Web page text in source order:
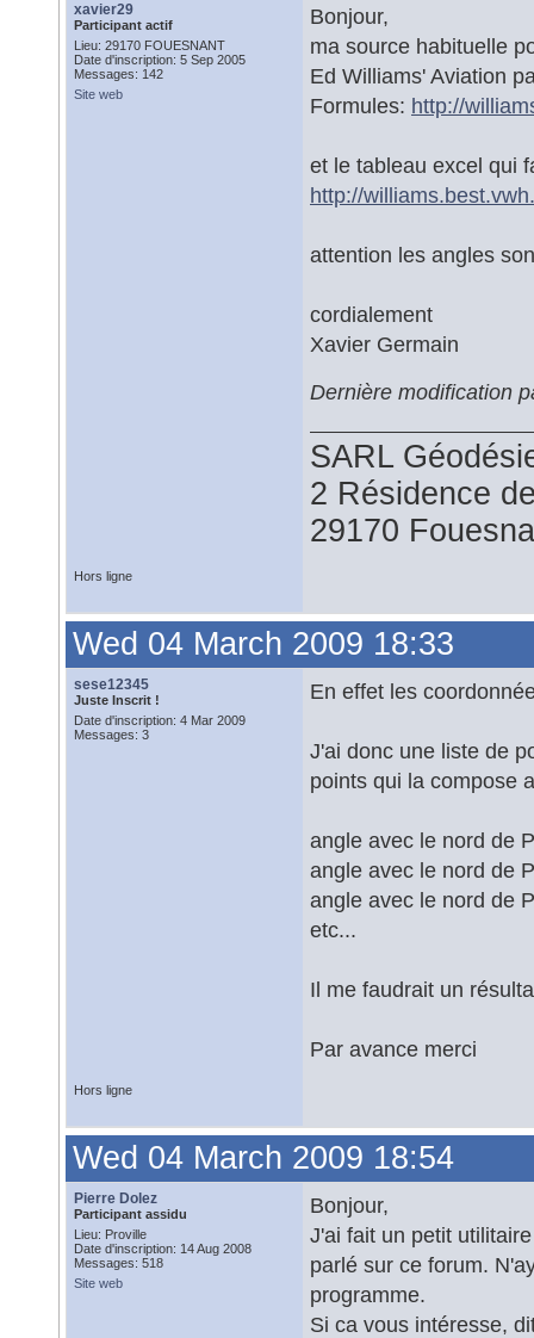
xavier29
Participant actif
Lieu: 29170 FOUESNANT
Date d'inscription: 5 Sep 2005
Messages: 142
Site web
Bonjour,
ma source habituelle
Ed Williams' Aviation
Formules: http://
et le tableau excel qui
http://
attention les angles
cordialement
Xavier Germain
Dernière modification
SARL
2 Résidence
29170
Hors ligne
Wed 04 March 2009 18:33
sese12345
Juste Inscrit !
Date d'inscription: 4 Mar 2009
Messages: 3
En effet les
J'ai donc une liste de
points qui la compose
angle avec le nord de
angle avec le nord de
angle avec le nord de
etc...
Il me faudrait un
Par avance merci
Hors ligne
Wed 04 March 2009 18:54
Pierre Dolez
Participant assidu
Lieu: Proville
Date d'inscription: 14 Aug 2008
Messages: 518
Site web
Bonjour,
J'ai fait un petit
parlé sur ce forum.
programme.
Si ca vous intéresse,